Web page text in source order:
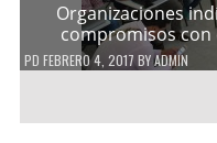
Organizaciones
compromisos con
PD FEBRERO 4, 2017 BYADMIN